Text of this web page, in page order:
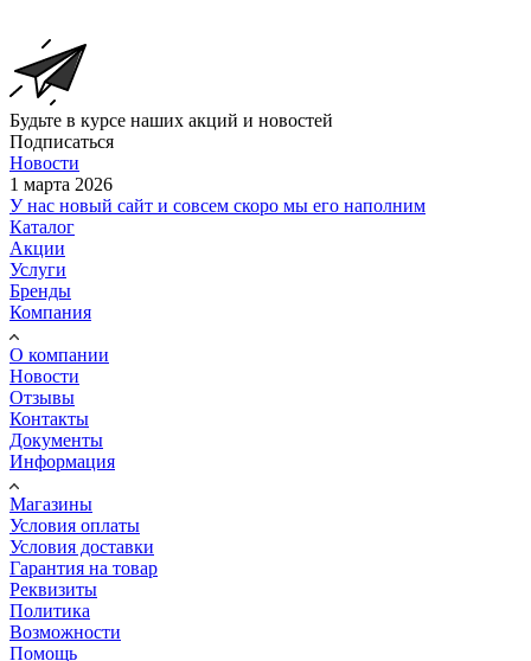
Будьте в курсе наших акций и новостей
Подписаться
Новости
1 марта 2026
У нас новый сайт и совсем скоро мы его наполним
Каталог
Акции
Услуги
Бренды
Компания
О компании
Новости
Отзывы
Контакты
Документы
Информация
Магазины
Условия оплаты
Условия доставки
Гарантия на товар
Реквизиты
Политика
Возможности
Помощь